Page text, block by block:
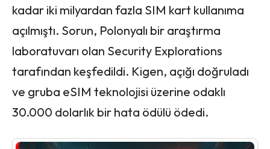
kadar iki milyardan fazla SIM kart kullanıma
açılmıştı. Sorun, Polonyalı bir araştırma
laboratuvarı olan Security Explorations
tarafından keşfedildi. Kigen, açığı doğruladı
ve gruba eSIM teknolojisi üzerine odaklı
30.000 dolarlık bir hata ödülü ödedi.